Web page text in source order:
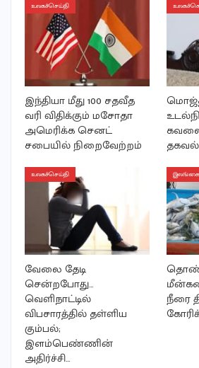
உலகச்செய்தி
இந்தியா மீது 100 சதவீத
வரி விதிக்கும் மசோதா
அமெரிக்க செனட்
சபையில் நிறைவேற்றம்
தகவல்
உலகச்செய்தி
வேலை தேடி
சென்றபோது…
வெளிநாட்டில்
விபசாரத்தில் தள்ளிய
கும்பல்;
இளம்பெண்ணின்
அதிர்ச்சி…
இலங்கை
நீரை